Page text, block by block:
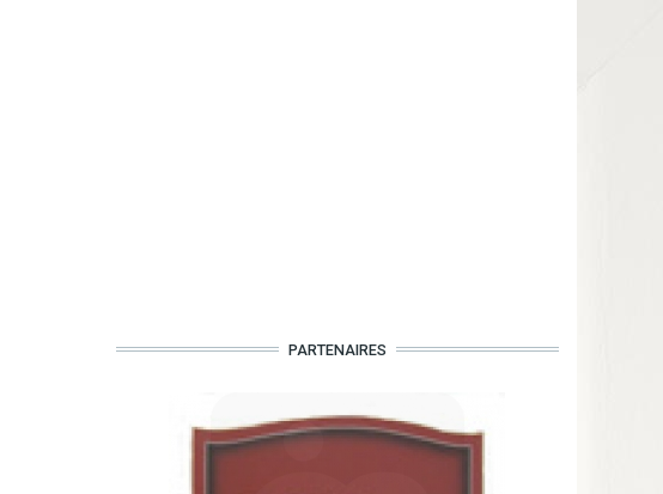
PARTENAIRES